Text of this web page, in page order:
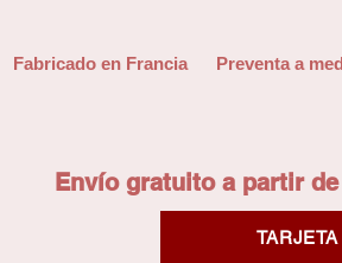
Fabricado en Francia Preventa a
Envío gratuito a partir